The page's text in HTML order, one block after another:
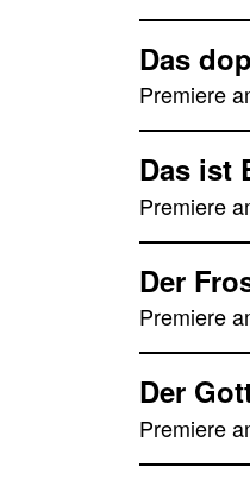
Das
Premiere
Das ist
Premiere
Der
Premiere
Der
Premiere